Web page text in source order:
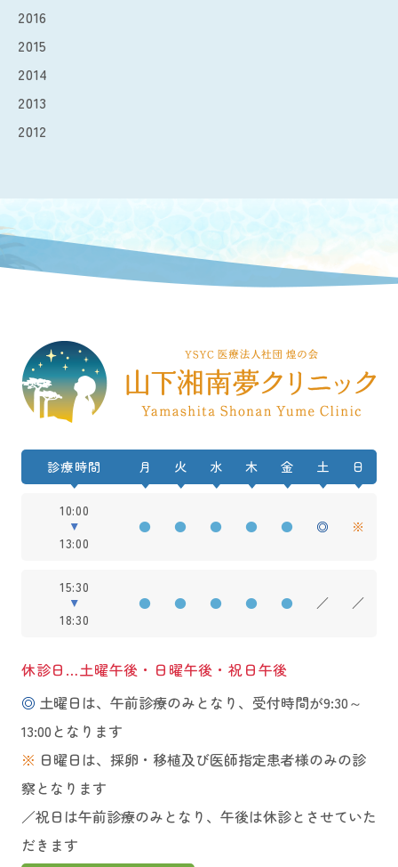
2016
2015
2014
2013
2012
診療時間 月 火 水 木 金 土 日
10:00
13:00
● ● ● ● ● ◎ ※
15:30
18:30
● ● ● ● ● ／ ／
休診日…土曜午後・日曜午後・祝日午後
◎ 土曜日は、午前診療のみとなり、受付時間が9:30～
13:00となります
※ 日曜日は、採卵・移植及び医師指定患者様のみの診
察となります
／祝日は午前診療のみとなり、午後は休診とさせていた
だきます